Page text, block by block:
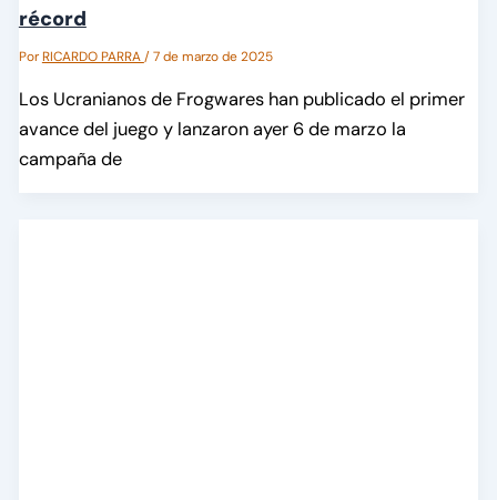
récord
PorRICARDO PARRA/7 de marzo de 2025
Los Ucranianos de Frogwares han publicado el primer
avance del juego y lanzaron ayer 6 de marzo la
campaña de